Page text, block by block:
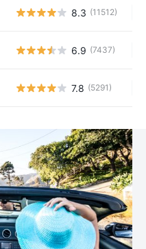
8.3 (11512)
6.9 (7437)
7.8 (5291)